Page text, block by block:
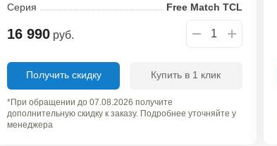
Серия
Free Match TCL
16 990 руб.
Получить скидку Купить в 1 клик
*При обращении до 07.08.2026 получите
дополнительную скидку к заказу. Подробнее уточняйте у
менеджера